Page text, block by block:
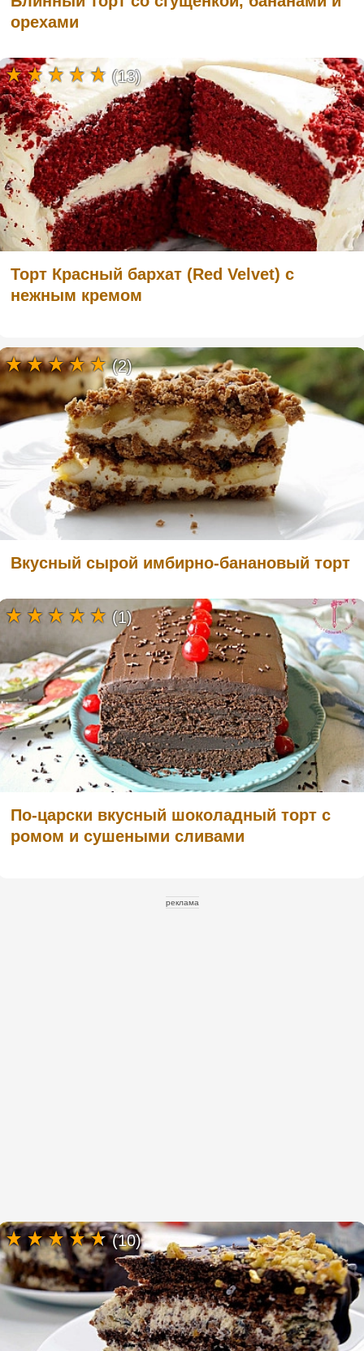
орехами
Торт Красный бархат (Red Velvet) с
нежным кремом
(13)
Вкусный сырой имбирно-банановый торт
(2)
По-царски вкусный шоколадный торт с
ромом и сушеными сливами
(1)
реклама
(10)